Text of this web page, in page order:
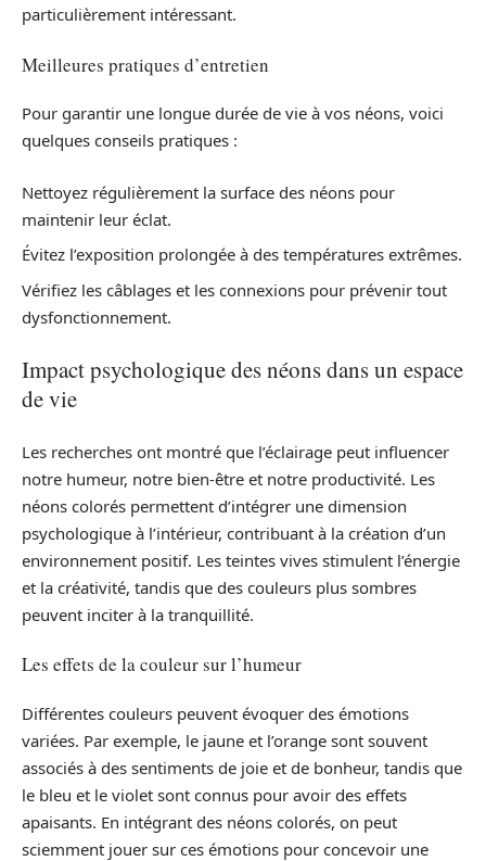
particulièrement intéressant.
Meilleures pratiques d’entretien
Pour garantir une longue durée de vie à vos néons, voici
quelques conseils pratiques :
Nettoyez régulièrement la surface des néons pour
maintenir leur éclat.
Évitez l’exposition prolongée à des températures extrêmes.
Vérifiez les câblages et les connexions pour prévenir tout
dysfonctionnement.
Impact psychologique des néons dans un espace
de vie
Les recherches ont montré que l’éclairage peut influencer
notre humeur, notre bien-être et notre productivité. Les
néons colorés permettent d’intégrer une dimension
psychologique à l’intérieur, contribuant à la création d’un
environnement positif. Les teintes vives stimulent l’énergie
et la créativité, tandis que des couleurs plus sombres
peuvent inciter à la tranquillité.
Les effets de la couleur sur l’humeur
Différentes couleurs peuvent évoquer des émotions
variées. Par exemple, le jaune et l’orange sont souvent
associés à des sentiments de joie et de bonheur, tandis que
le bleu et le violet sont connus pour avoir des effets
apaisants. En intégrant des néons colorés, on peut
sciemment jouer sur ces émotions pour concevoir une